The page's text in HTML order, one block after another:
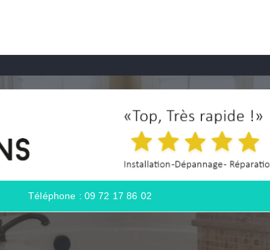
Téléphone : 09 72 17 86 02